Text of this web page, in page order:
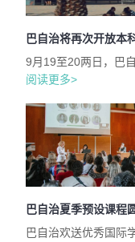
巴自治将再次开放本
9月19至20两日，巴
阅读更多>
巴自治夏季预设课程
巴自治欢送优秀国际